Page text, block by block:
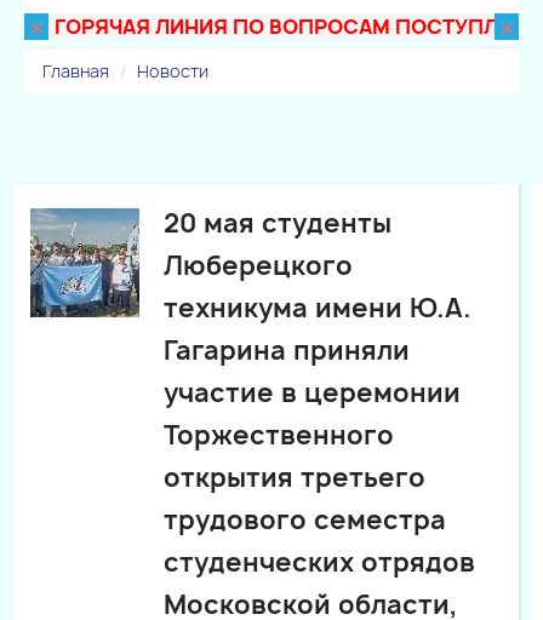
×ГОРЯЧАЯ ЛИНИЯ ПО ВОПРОСАМ ПОСТУПЛЕНИЯ
×
Главная Новости
20 мая студенты
Люберецкого
техникума имени Ю.А.
Гагарина приняли
участие в церемонии
Торжественного
открытия третьего
трудового семестра
студенческих отрядов
Московской области,